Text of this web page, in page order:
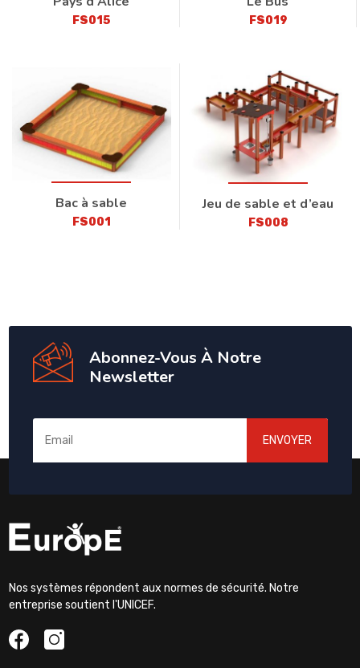
FS015 FS019
Bac à sable
FS001
Jeu de sable et d’eau
FS008
Abonnez-Vous À Notre
Newsletter
ENVOYER
Nos systèmes répondent aux normes de sécurité. Notre
entreprise soutient l'UNICEF.